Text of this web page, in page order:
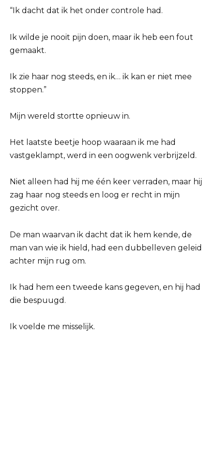
“Ik dacht dat ik het onder controle had.
Ik wilde je nooit pijn doen, maar ik heb een fout
gemaakt.
Ik zie haar nog steeds, en ik… ik kan er niet mee
stoppen.”
Mijn wereld stortte opnieuw in.
Het laatste beetje hoop waaraan ik me had
vastgeklampt, werd in een oogwenk verbrijzeld.
Niet alleen had hij me één keer verraden, maar hij
zag haar nog steeds en loog er recht in mijn
gezicht over.
De man waarvan ik dacht dat ik hem kende, de
man van wie ik hield, had een dubbelleven geleid
achter mijn rug om.
Ik had hem een tweede kans gegeven, en hij had
die bespuugd.
Ik voelde me misselijk.